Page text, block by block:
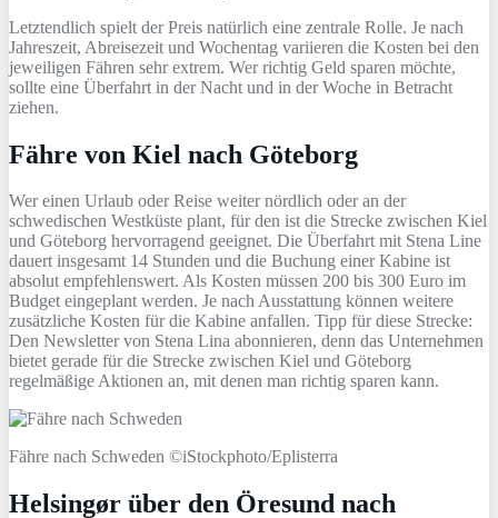
Letztendlich spielt der Preis natürlich eine zentrale Rolle. Je nach
Jahreszeit, Abreisezeit und Wochentag variieren die Kosten bei den
jeweiligen Fähren sehr extrem. Wer richtig Geld sparen möchte,
sollte eine Überfahrt in der Nacht und in der Woche in Betracht
ziehen.
Fähre von Kiel nach Göteborg
Wer einen Urlaub oder Reise weiter nördlich oder an der
schwedischen Westküste plant, für den ist die Strecke zwischen Kiel
und Göteborg hervorragend geeignet. Die Überfahrt mit Stena Line
dauert insgesamt 14 Stunden und die Buchung einer Kabine ist
absolut empfehlenswert. Als Kosten müssen 200 bis 300 Euro im
Budget eingeplant werden. Je nach Ausstattung können weitere
zusätzliche Kosten für die Kabine anfallen. Tipp für diese Strecke:
Den Newsletter von Stena Lina abonnieren, denn das Unternehmen
bietet gerade für die Strecke zwischen Kiel und Göteborg
regelmäßige Aktionen an, mit denen man richtig sparen kann.
Fähre nach Schweden ©iStockphoto/Eplisterra
Helsingør über den Öresund nach